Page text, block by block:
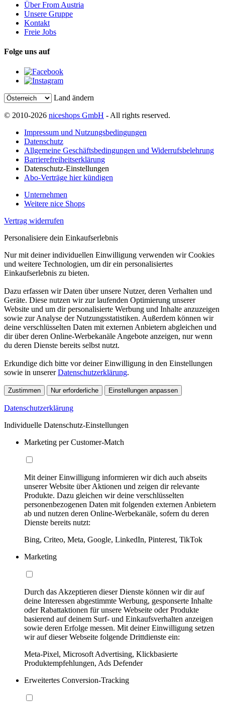
Über From Austria
Unsere Gruppe
Kontakt
Freie Jobs
Folge uns auf
Land ändern
© 2010-2026 niceshops GmbH - All rights reserved.
Impressum und Nutzungsbedingungen
Datenschutz
Allgemeine Geschäftsbedingungen und Widerrufsbelehrung
Barrierefreiheitserklärung
Datenschutz-Einstellungen
Abo-Verträge hier kündigen
Unternehmen
Weitere nice Shops
Vertrag widerrufen
Personalisiere dein Einkaufserlebnis
Nur mit deiner individuellen Einwilligung verwenden wir Cookies
und weitere Technologien, um dir ein personalisiertes
Einkaufserlebnis zu bieten.
Dazu erfassen wir Daten über unsere Nutzer, deren Verhalten und
Geräte. Diese nutzen wir zur laufenden Optimierung unserer
Website und um dir personalisierte Werbung und Inhalte anzuzeigen
sowie zur Analyse der Nutzungsstatistiken. Außerdem können wir
deine verschlüsselten Daten mit externen Anbietern abgleichen und
dir über deren Online-Werbekanäle Angebote anzeigen, nur wenn
du deren Dienste bereits selbst nutzt.
Erkundige dich bitte vor deiner Einwilligung in den Einstellungen
sowie in unsererDatenschutzerklärung.
Zustimmen Nur erforderliche Einstellungen anpassen
Datenschutzerklärung
Individuelle Datenschutz-Einstellungen
Marketing per Customer-Match
Mit deiner Einwilligung informieren wir dich auch abseits
unserer Website über Aktionen und zeigen dir relevante
Produkte. Dazu gleichen wir deine verschlüsselten
personenbezogenen Daten mit folgenden externen Anbietern
ab und nutzen deren Online-Werbekanäle, sofern du deren
Dienste bereits nutzt:
Bing, Criteo, Meta, Google, LinkedIn, Pinterest, TikTok
Marketing
Durch das Akzeptieren dieser Dienste können wir dir auf
deine Interessen abgestimmte Werbung, gesponserte Inhalte
oder Rabattaktionen für unsere Webseite oder Produkte
basierend auf deinem Surf- und Einkaufsverhalten anzeigen
sowie deren Erfolge messen. Mit deiner Einwilligung setzen
wir auf dieser Webseite folgende Drittdienste ein:
Meta-Pixel, Microsoft Advertising, Klickbasierte
Produktempfehlungen, Ads Defender
Erweitertes Conversion-Tracking